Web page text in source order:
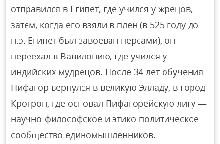
отправился в Египет, где учился у жрецов,
затем, когда его взяли в плен (в 525 году до
н.э. Египет был завоеван персами), он
переехал в Вавилонию, где учился у
индийских мудрецов. После 34 лет обучения
Пифагор вернулся в великую Элладу, в город
Кротрон, где основал Пифагорейскую лигу —
научно-философское и этико-политическое
сообщество единомышленников.